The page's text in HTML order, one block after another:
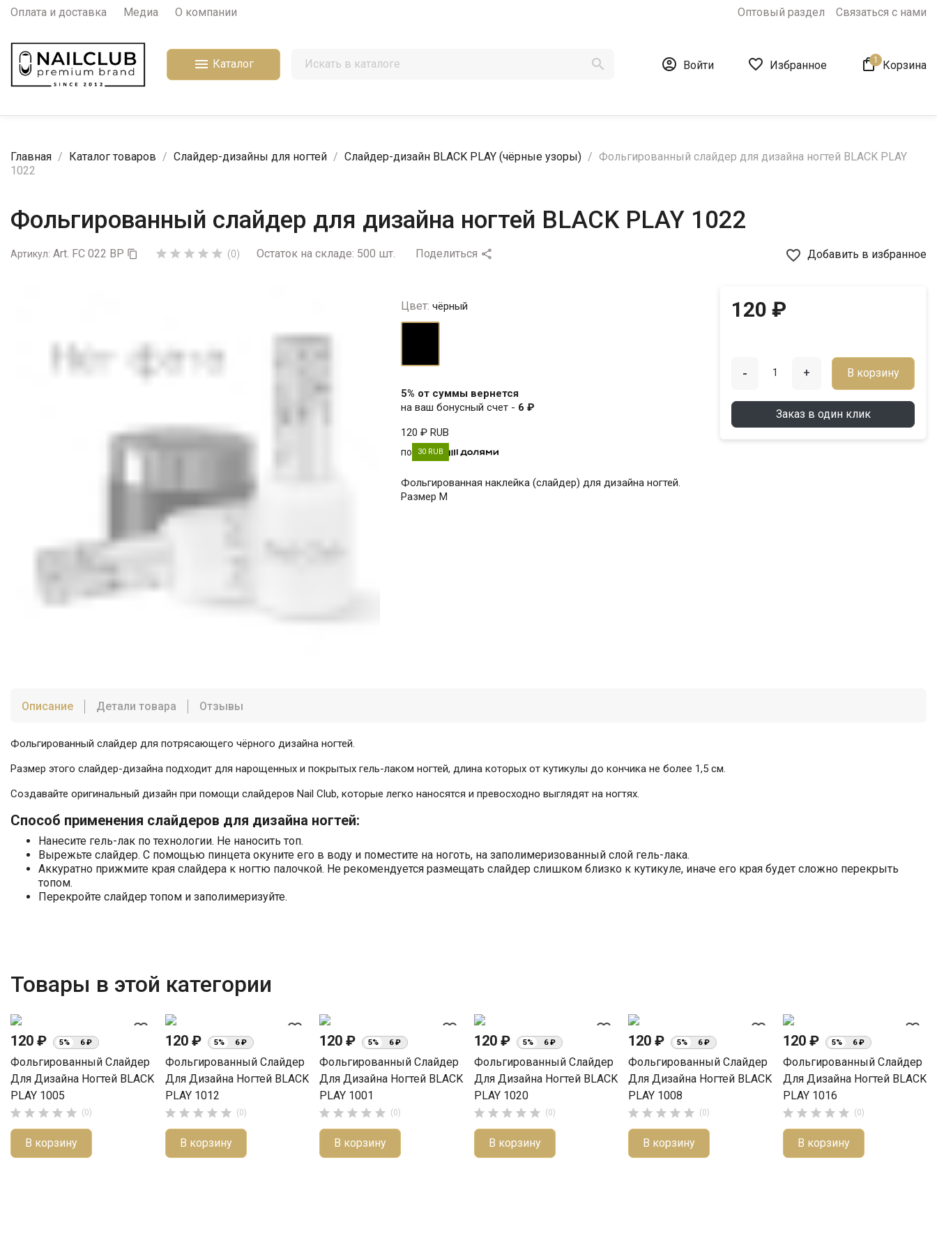
Оплата и доставка Медиа О компании Оптовый раздел Связаться с нами
 Каталог   Войти  Избранное  Корзина
1
Главная Каталог товаров Слайдер-дизайны для ногтей Слайдер-дизайн BLACK PLAY (чёрные узоры)
Фольгированный слайдер для дизайна ногтей BLACK PLAY
1022
Фольгированный слайдер для дизайна ногтей BLACK PLAY 1022
Артикул: Art. FC 022 BP       (0) Остаток на складе: 500 шт. Поделиться  favorite_border Добавить в избранное
Цвет: чёрный
5% от суммы вернется
на ваш бонусный счет - 6 ₽
120 ₽ RUB
по 30 RUB
Фольгированная наклейка (слайдер) для дизайна ногтей.
Размер M
120 ₽
- + В корзину
Заказ в один клик
Описание Детали товара Отзывы
Фольгированный слайдер для потрясающего чёрного дизайна ногтей.
Размер этого слайдер-дизайна подходит для нарощенных и покрытых гель-лаком ногтей, длина которых от кутикулы до кончика не более 1,5 см.
Создавайте оригинальный дизайн при помощи слайдеров Nail Club, которые легко наносятся и превосходно выглядят на ногтях.
Способ применения слайдеров для дизайна ногтей:
Нанесите гель-лак по технологии. Не наносить топ.
Вырежьте слайдер. С помощью пинцета окуните его в воду и поместите на ноготь, на заполимеризованный слой гель-лака.
Аккуратно прижмите края слайдера к ногтю палочкой. Не рекомендуется размещать слайдер слишком близко к кутикуле, иначе его края будет сложно перекрыть
топом.
Перекройте слайдер топом и заполимеризуйте.
Товары в этой категории
favorite_border
120 ₽ 5% 6 ₽
Фольгированный Слайдер
Для Дизайна Ногтей BLACK
PLAY 1005
     (0)
В корзину
favorite_border
120 ₽ 5% 6 ₽
Фольгированный Слайдер
Для Дизайна Ногтей BLACK
PLAY 1012
     (0)
В корзину
favorite_border
120 ₽ 5% 6 ₽
Фольгированный Слайдер
Для Дизайна Ногтей BLACK
PLAY 1001
     (0)
В корзину
favorite_border
120 ₽ 5% 6 ₽
Фольгированный Слайдер
Для Дизайна Ногтей BLACK
PLAY 1020
     (0)
В корзину
favorite_border
120 ₽ 5% 6 ₽
Фольгированный Слайдер
Для Дизайна Ногтей BLACK
PLAY 1008
     (0)
В корзину
favorite_border
120 ₽ 5% 6 ₽
Фольгированный Слайдер
Для Дизайна Ногтей BLACK
PLAY 1016
     (0)
В корзину